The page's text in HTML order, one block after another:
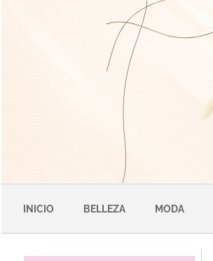
INICIO BELLEZA MODA